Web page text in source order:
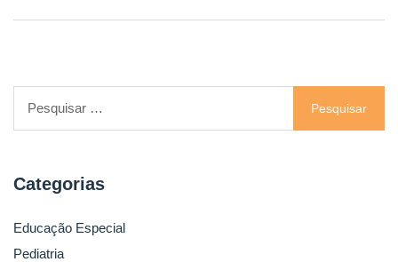
Categorias
Educação Especial
Pediatria